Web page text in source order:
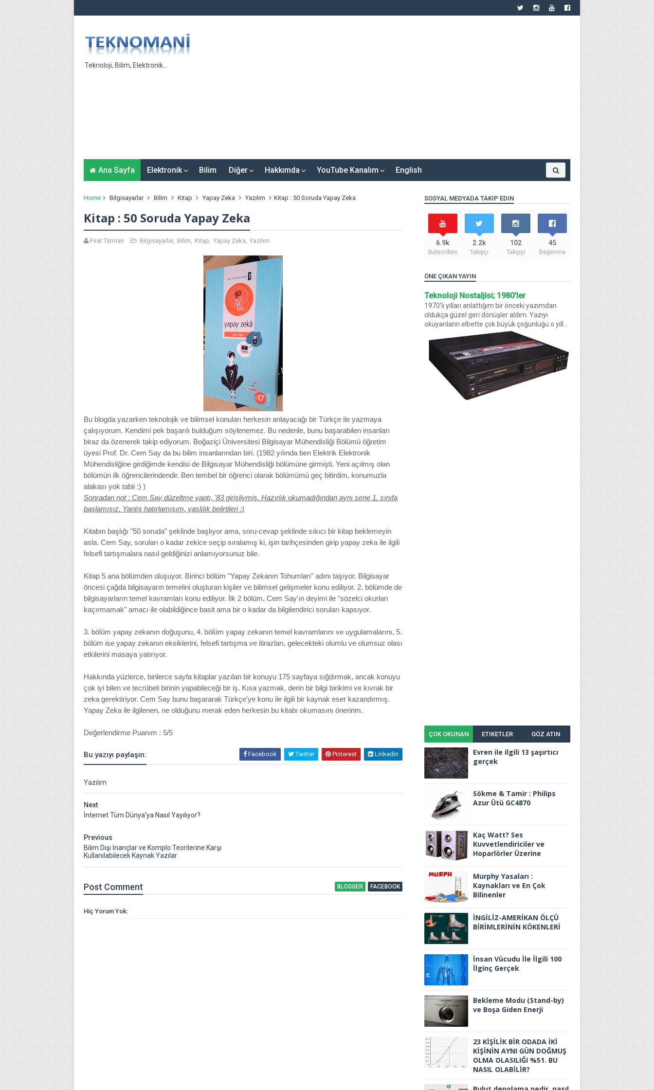
Teknoloji, Bilim, Elektronik...
Ana Sayfa Elektronik Bilim Diğer Hakkımda YouTube Kanalım English
Home Bilgisayarlar Bilim Kitap Yapay Zeka Yazılım Kitap : 50 Soruda Yapay Zeka
Kitap : 50 Soruda Yapay Zeka
Fırat Tarman Bilgisayarlar, Bilim, Kitap, Yapay Zeka, Yazılım
Bu blogda yazarken teknolojik ve bilimsel konuları herkesin anlayacağı bir Türkçe ile yazmaya
çalışıyorum. Kendimi pek başarılı bulduğum söylenemez. Bu nedenle, bunu başarabilen insanları
biraz da özenerek takip ediyorum. Boğaziçi Üniversitesi Bilgisayar Mühendisliği Bölümü öğretim
üyesi Prof. Dr. Cem Say da bu bilim insanlarından biri. (1982 yılında ben Elektrik Elektronik
Mühendisliğine girdiğimde kendisi de Bilgisayar Mühendisliği bölümüne girmişti. Yeni açılmış olan
bölümün ilk öğrencilerindendir. Ben tembel bir öğrenci olarak bölümümü geç bitirdim, konumuzla
alakası yok tabii :) )
Sonradan not : Cem Say düzeltme yaptı, '83 girişliymiş. Hazırlık okumadığından aynı sene 1. sınıfa
başlamışız. Yanlış hatırlamışım, yaşlılık belirtileri :)
Kitabın başlığı "50 soruda" şeklinde başlıyor ama, soru-cevap şeklinde sıkıcı bir kitap beklemeyin
asla. Cem Say, soruları o kadar zekice seçip sıralamış ki, işin tarihçesinden girip yapay zeka ile ilgili
felsefi tartışmalara nasıl geldiğinizi anlamıyorsunuz bile.
Kitap 5 ana bölümden oluşuyor. Birinci bölüm "Yapay Zekanın Tohumları" adını taşıyor. Bilgisayar
öncesi çağda bilgisayarın temelini oluşturan kişiler ve bilimsel gelişmeler konu ediliyor. 2. bölümde de
bilgisayarların temel kavramları konu ediliyor. İlk 2 bölüm, Cem Say'ın deyimi ile "sözelci okurları
kaçırmamak" amacı ile olabildiğince basit ama bir o kadar da bilgilendirici soruları kapsıyor.
3. bölüm yapay zekanın doğuşunu, 4. bölüm yapay zekanın temel kavramlarını ve uygulamalarını, 5.
bölüm ise yapay zekanın eksiklerini, felsefi tartışma ve itirazları, gelecekteki olumlu ve olumsuz olası
etkilerini masaya yatırıyor.
Hakkında yüzlerce, binlerce sayfa kitaplar yazılan bir konuyu 175 sayfaya sığdırmak, ancak konuyu
çok iyi bilen ve tecrübeli birinin yapabileceği bir iş. Kısa yazmak, derin bir bilgi birikimi ve kıvrak bir
zeka gerektiriyor. Cem Say bunu başararak Türkçe'ye konu ile ilgili bir kaynak eser kazandırmış.
Yapay Zeka ile ilgilenen, ne olduğunu merak eden herkesin bu kitabı okumasını öneririm.
Değerlendirme Puanım : 5/5
Bu yazıyı paylaşın: Facebook Twitter Pinterest Linkedin
Yazılım
Next
İnternet Tüm Dünya’ya Nasıl Yayılıyor?
Previous
Bilim Dışı İnançlar ve Komplo Teorilerine Karşı
Kullanılabilecek Kaynak Yazılar
Post Comment BLOGGER FACEBOOK
Hiç Yorum Yok:
SOSYAL MEDYADA TAKIP EDIN
6.9k
Subscribes
2.2k
Takipçi
102
Takipçi
45
Beğenme
ÖNE ÇIKAN YAYIN
Teknoloji Nostaljisi; 1980'ler
1970'li yılları anlattığım bir önceki yazımdan
oldukça güzel geri dönüşler aldım. Yazıyı
okuyanların elbette çok büyük çoğunluğu o yıll...
ÇOK OKUNAN ETIKETLER GÖZ ATIN
Evren ile ilgili 13 şaşırtıcı
gerçek
Sökme & Tamir : Philips
Azur Ütü GC4870
Kaç Watt? Ses
Kuvvetlendiriciler ve
Hoparlörler Üzerine
Murphy Yasaları :
Kaynakları ve En Çok
Bilinenler
İNGİLİZ-AMERİKAN ÖLÇÜ
BİRİMLERİNİN KÖKENLERİ
İnsan Vücudu İle İlgili 100
İlginç Gerçek
Bekleme Modu (Stand-by)
ve Boşa Giden Enerji
23 KİŞİLİK BİR ODADA İKİ
KİŞİNİN AYNI GÜN DOĞMUŞ
OLMA OLASILIĞI %51. BU
NASIL OLABİLİR?